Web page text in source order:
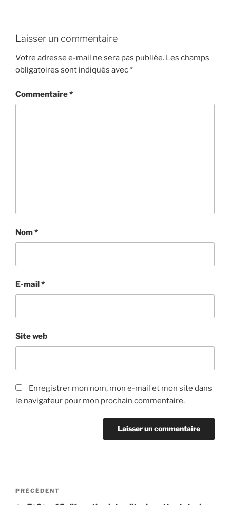
Laisser un commentaire
Votre adresse e-mail ne sera pas publiée. Les champs
obligatoires sont indiqués avec*
Commentaire*
Nom*
E-mail*
Site web
Enregistrer mon nom, mon e-mail et mon site dans
le navigateur pour mon prochain commentaire.
Navigation
Article
PRÉCÉDENT